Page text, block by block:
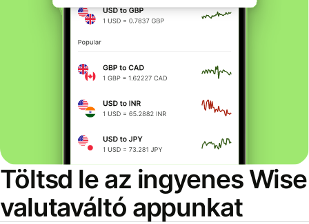
Töltsd le az ingyenes Wise
valutaváltó appunkat